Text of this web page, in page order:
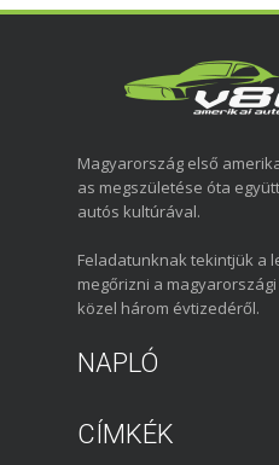
Magyarország első
as megszületése óta
autós kultúrával.
Feladatunknak tekintjük a
megőrizni a
közel három évtizedéről.
NAPLÓ
CÍMKÉK